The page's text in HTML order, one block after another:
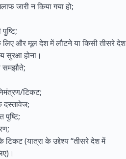
जारी न किया गया हो;
लिए और मूल देश में लौटने या किसी तीसरे देश
सुरक्षा होना।
समझौते;
टिकट;
दस्तावेज;
टिकट (यात्रा के उद्देश्य “तीसरे देश में